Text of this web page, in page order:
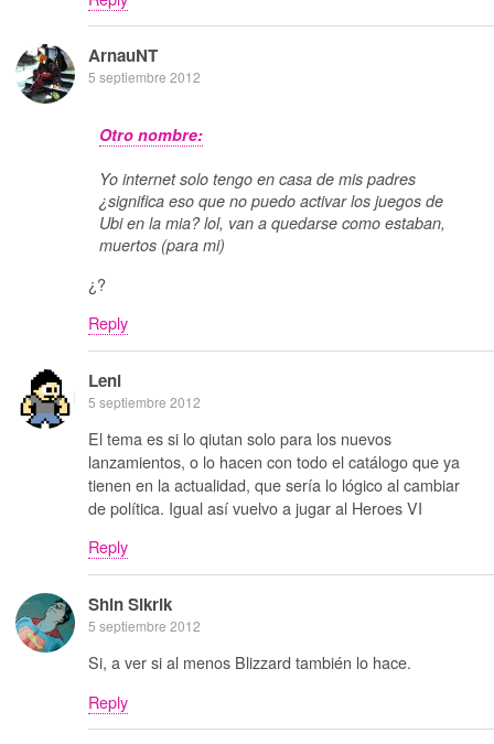
ArnauNT
5 septiembre 2012
Otro nombre:
Yo internet solo tengo en casa de mis padres
¿significa eso que no puedo activar los juegos de
Ubi en la mia? lol, van a quedarse como estaban,
muertos (para mi)
¿?
Reply
Leni
5 septiembre 2012
El tema es si lo qiutan solo para los nuevos
lanzamientos, o lo hacen con todo el catálogo que ya
tienen en la actualidad, que sería lo lógico al cambiar
de política. Igual así vuelvo a jugar al Heroes VI
Reply
Shin Sikrik
5 septiembre 2012
Si, a ver si al menos Blizzard también lo hace.
Reply